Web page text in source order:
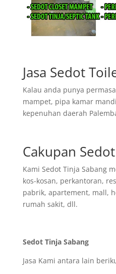
Jasa Sedot
Kalau anda punya
mampet, pipa kamar
kepenuhan daerah
Cakupan
Kami Sedot Tinja Sabang
kos-kosan, perkantoran,
pabrik, apartement, mall,
rumah sakit, dll.
Sedot Tinja Sabang
Jasa Kami antara lain